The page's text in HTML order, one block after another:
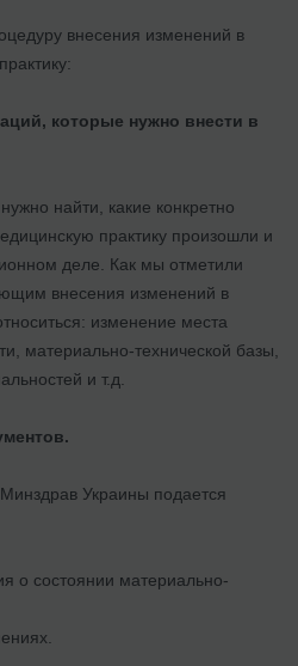
внесения изменений в
которые нужно внести в
найти, какие конкретно
практику произошли и
деле. Как мы отметили
внесения изменений в
изменение места
материально-технической базы,
и т.д.
Украины подается
о состоянии материально-